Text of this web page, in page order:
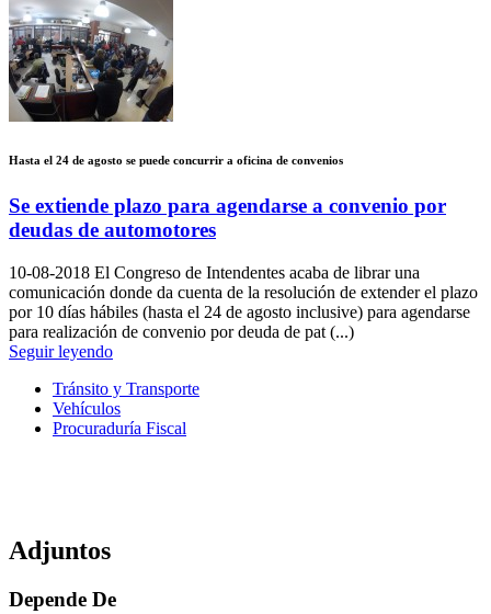
Hasta el 24 de agosto se puede concurrir a oficina de convenios
Se extiende plazo para agendarse a convenio por
deudas de automotores
10-08-2018 El Congreso de Intendentes acaba de librar una
comunicación donde da cuenta de la resolución de extender el plazo
por 10 días hábiles (hasta el 24 de agosto inclusive) para agendarse
para realización de convenio por deuda de pat (...)
Seguir leyendo
Tránsito y Transporte
Vehículos
Procuraduría Fiscal
Adjuntos
Depende De